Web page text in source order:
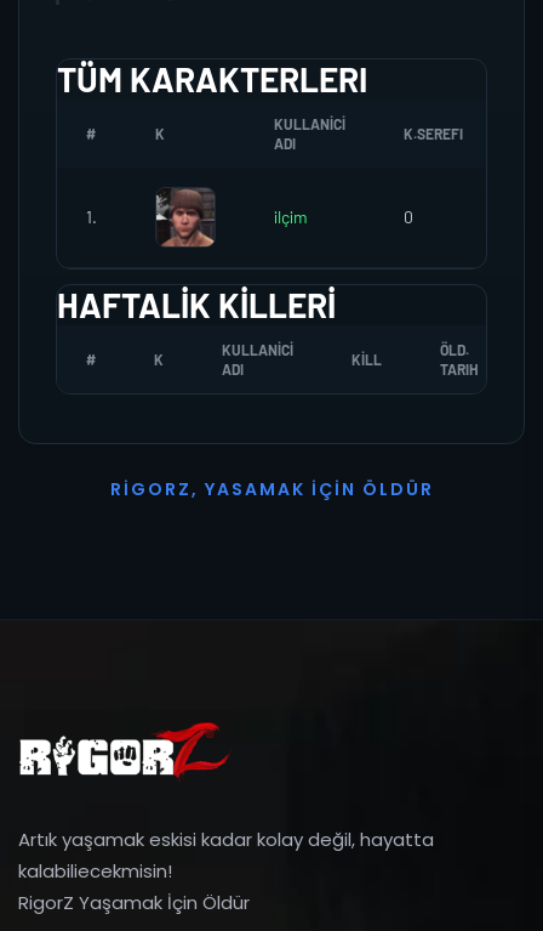
TÜM KARAKTERLERI
# K
KULLANICI
ADI
K.SEREFI
1. ilçim 0
HAFTALIK KILLERI
# K
KULLANICI
ADI
KILL
ÖLD.
TARIH
R I G O R Z, YASAMAK İ ÇI N Ö L D Ü R
Artık yaşamak eskisi kadar kolay değil, hayatta
kalabiliecekmisin!
RigorZ Yaşamak İçin Öldür